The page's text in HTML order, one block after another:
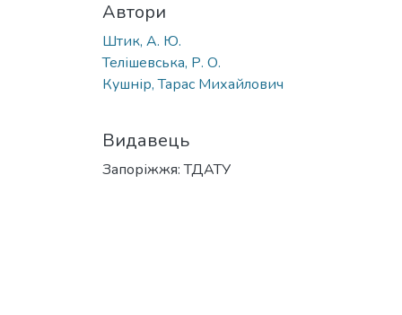
Автори
Штик, А. Ю.
Телішевська, Р. О.
Кушнір, Тарас Михайлович
Видавець
Запоріжжя: ТДАТУ